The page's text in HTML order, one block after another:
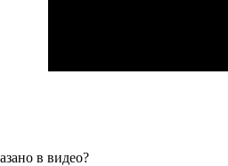
в видео?